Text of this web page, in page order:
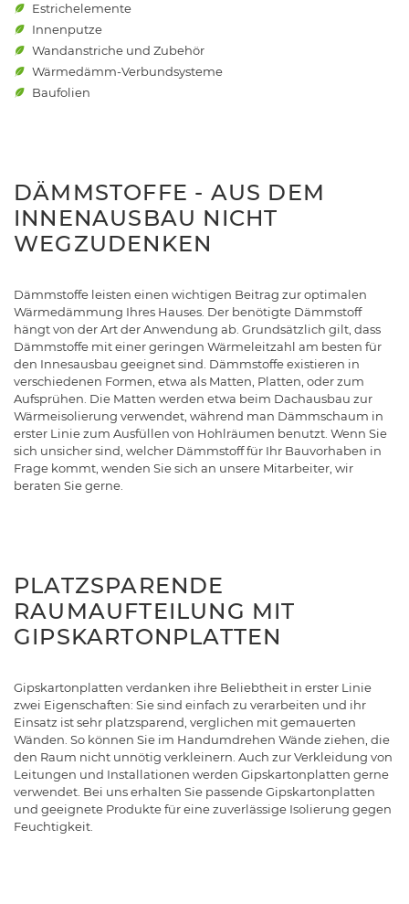
Estrichelemente
Innenputze
Wandanstriche und Zubehör
Wärmedämm-Verbundsysteme
Baufolien
DÄMMSTOFFE - AUS DEM
INNENAUSBAU NICHT
WEGZUDENKEN
Dämmstoffe leisten einen wichtigen Beitrag zur optimalen
Wärmedämmung Ihres Hauses. Der benötigte Dämmstoff
hängt von der Art der Anwendung ab. Grundsätzlich gilt, dass
Dämmstoffe mit einer geringen Wärmeleitzahl am besten für
den Innesausbau geeignet sind. Dämmstoffe existieren in
verschiedenen Formen, etwa als Matten, Platten, oder zum
Aufsprühen. Die Matten werden etwa beim Dachausbau zur
Wärmeisolierung verwendet, während man Dämmschaum in
erster Linie zum Ausfüllen von Hohlräumen benutzt. Wenn Sie
sich unsicher sind, welcher Dämmstoff für Ihr Bauvorhaben in
Frage kommt, wenden Sie sich an unsere Mitarbeiter, wir
beraten Sie gerne.
PLATZSPARENDE
RAUMAUFTEILUNG MIT
GIPSKARTONPLATTEN
Gipskartonplatten verdanken ihre Beliebtheit in erster Linie
zwei Eigenschaften: Sie sind einfach zu verarbeiten und ihr
Einsatz ist sehr platzsparend, verglichen mit gemauerten
Wänden. So können Sie im Handumdrehen Wände ziehen, die
den Raum nicht unnötig verkleinern. Auch zur Verkleidung von
Leitungen und Installationen werden Gipskartonplatten gerne
verwendet. Bei uns erhalten Sie passende Gipskartonplatten
und geeignete Produkte für eine zuverlässige Isolierung gegen
Feuchtigkeit.